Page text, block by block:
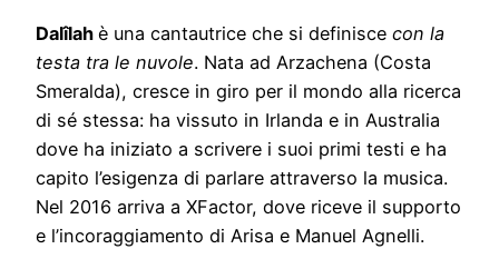
Dalîlah è una cantautrice che si definisce con la
testa tra le nuvole. Nata ad Arzachena (Costa
Smeralda), cresce in giro per il mondo alla ricerca
di sé stessa: ha vissuto in Irlanda e in Australia
dove ha iniziato a scrivere i suoi primi testi e ha
capito l’esigenza di parlare attraverso la musica.
Nel 2016 arriva a XFactor, dove riceve il supporto
e l’incoraggiamento di Arisa e Manuel Agnelli.